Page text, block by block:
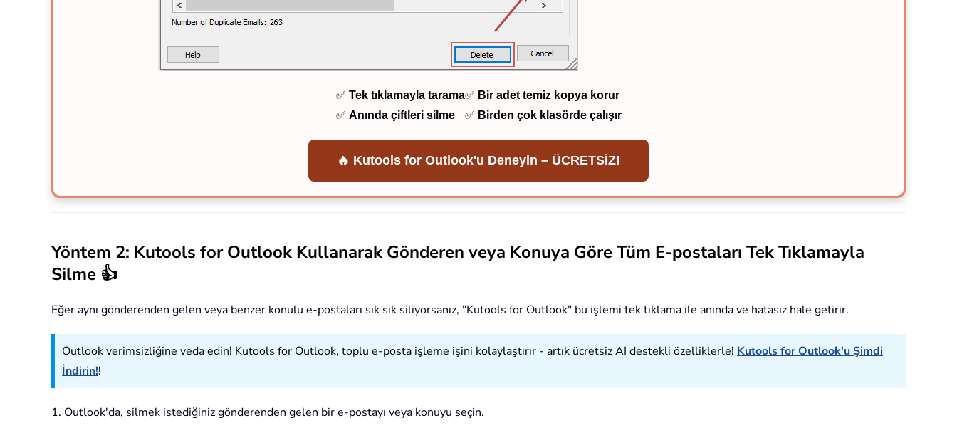
✅ Tek tıklamayla tarama
✅ Anında çiftleri silme
✅ Bir adet temiz kopya korur
✅ Birden çok klasörde çalışır
🔥 Kutools for Outlook'u Deneyin – ÜCRETSİZ!
Yöntem 2: Kutools for Outlook Kullanarak Gönderen veya Konuya Göre Tüm E-postaları Tek Tıklamayla
Silme 👍
Eğer aynı gönderenden gelen veya benzer konulu e-postaları sık sık siliyorsanız, "Kutools for Outlook" bu işlemi tek tıklama ile anında ve hatasız hale getirir.
Outlook verimsizliğine veda edin! Kutools for Outlook, toplu e-posta işleme işini kolaylaştırır - artık ücretsiz AI destekli özelliklerle! Kutools for Outlook'u Şimdi
İndirin!!
1. Outlook'da, silmek istediğiniz gönderenden gelen bir e-postayı veya konuyu seçin.